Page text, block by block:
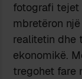
fotografi tejet
mbretëron
realitetin dhe
ekonomikë.
tregohet fare